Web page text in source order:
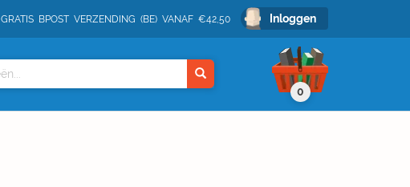
GRATIS BPOST VERZENDING (BE) VANAF €42,50 Inloggen
0